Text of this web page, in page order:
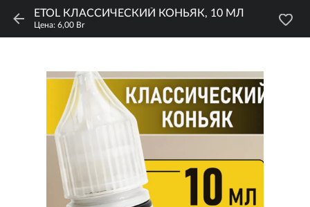
ETOL КЛАССИЧЕСКИЙ КОНЬЯК, 10 МЛ
Цена: 6,00 Br